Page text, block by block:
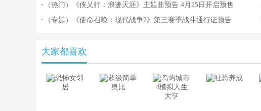
（热门）《侠乂行：浪迹天涯》主题曲预告 4月25日开启预售
（专题）《使命召唤：现代战争2》第三赛季战斗通行证预告
大家都喜欢